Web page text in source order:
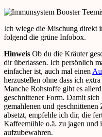
Ich wiege die Mischung direkt
folgend die grüne Infobox.
Hinweis Ob du die Kräuter
dir überlassen. Ich persönlich
einfacher ist, auch mal einen
herzustellen ohne dass ich
Manche Rohstoffe gibt es
geschnittener Form. Damit
gemahlenen und
absetzt, empfehle ich dir, die
Kaffeemühle o.ä. zu jagen und
aufzubewahren.